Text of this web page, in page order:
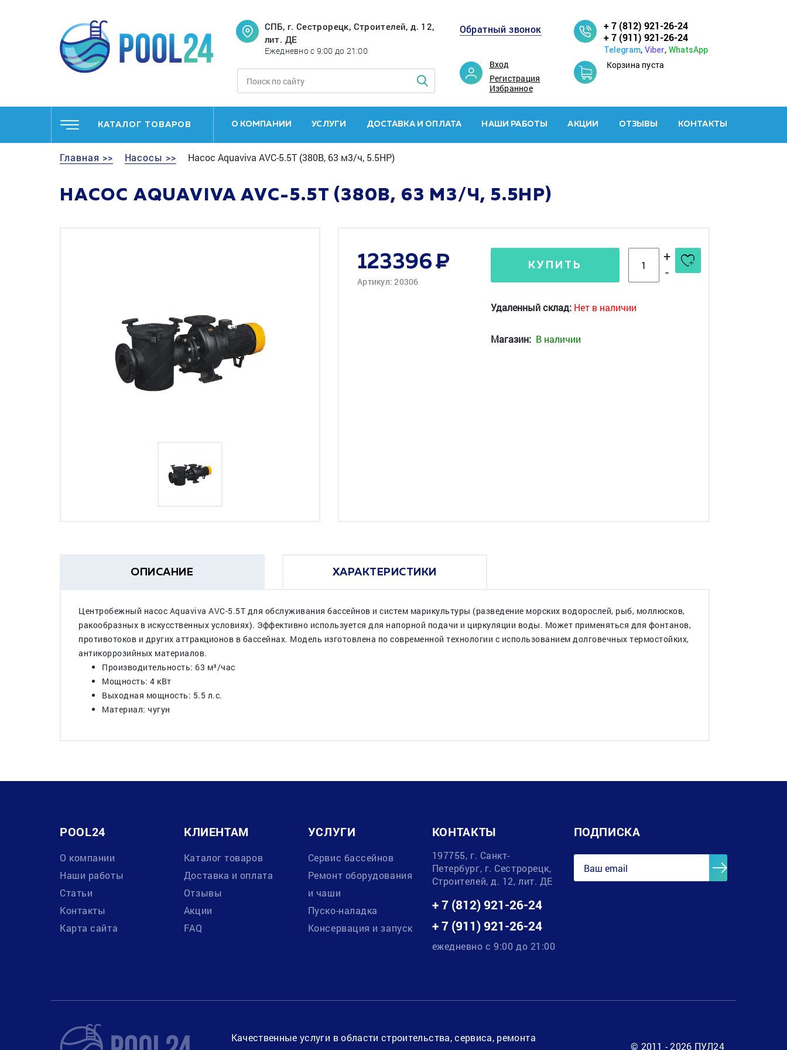
СПБ, г. Сестрорецк, Строителей, д. 12,
лит. ДЕ
Ежедневно с 9:00 до 21:00
Обратный звонок
Вход
Регистрация
Избранное
+ 7 (812) 921-26-24
+ 7 (911) 921-26-24
Telegram, Viber, WhatsApp
Корзина пуста
КАТАЛОГ ТОВАРОВ О КОМПАНИИ УСЛУГИ ДОСТАВКА И ОПЛАТА НАШИ РАБОТЫ АКЦИИ ОТЗЫВЫ КОНТАКТЫ
Главная >> Насосы >> Насос Aquaviva AVC-5.5T (380В, 63 м3/ч, 5.5HP)
НАСОС AQUAVIVA AVC-5.5T (380В, 63 М3/Ч, 5.5HP)
123396
Артикул: 20306
КУПИТЬ
+
-
Удаленный склад: Нет в наличии
Магазин: В наличии
ОПИСАНИЕ ХАРАКТЕРИСТИКИ
Центробежный насос Aquaviva AVC-5.5T для обслуживания бассейнов и систем марикультуры (разведение морских водорослей, рыб, моллюсков,
ракообразных в искусственных условиях). Эффективно используется для напорной подачи и циркуляции воды. Может применяться для фонтанов,
противотоков и других аттракционов в бассейнах. Модель изготовлена по современной технологии с использованием долговечных термостойких,
антикоррозийных материалов.
Производительность: 63 м³/час
Мощность: 4 кВт
Выходная мощность: 5.5 л.с.
Материал: чугун
POOL24
О компании
Наши работы
Статьи
Контакты
Карта сайта
КЛИЕНТАМ
Каталог товаров
Доставка и оплата
Отзывы
Акции
FAQ
УСЛУГИ
Сервис бассейнов
Ремонт оборудования
и чаши
Пуско-наладка
Консервация и запуск
КОНТАКТЫ
197755, г. Санкт-
Петербург, г. Сестрорецк,
Строителей, д. 12, лит. ДЕ
+ 7 (812) 921-26-24
+ 7 (911) 921-26-24
ежедневно с 9:00 до 21:00
ПОДПИСКА
Качественные услуги в области строительства, сервиса, ремонта
© 2011 - 2026 ПУЛ24